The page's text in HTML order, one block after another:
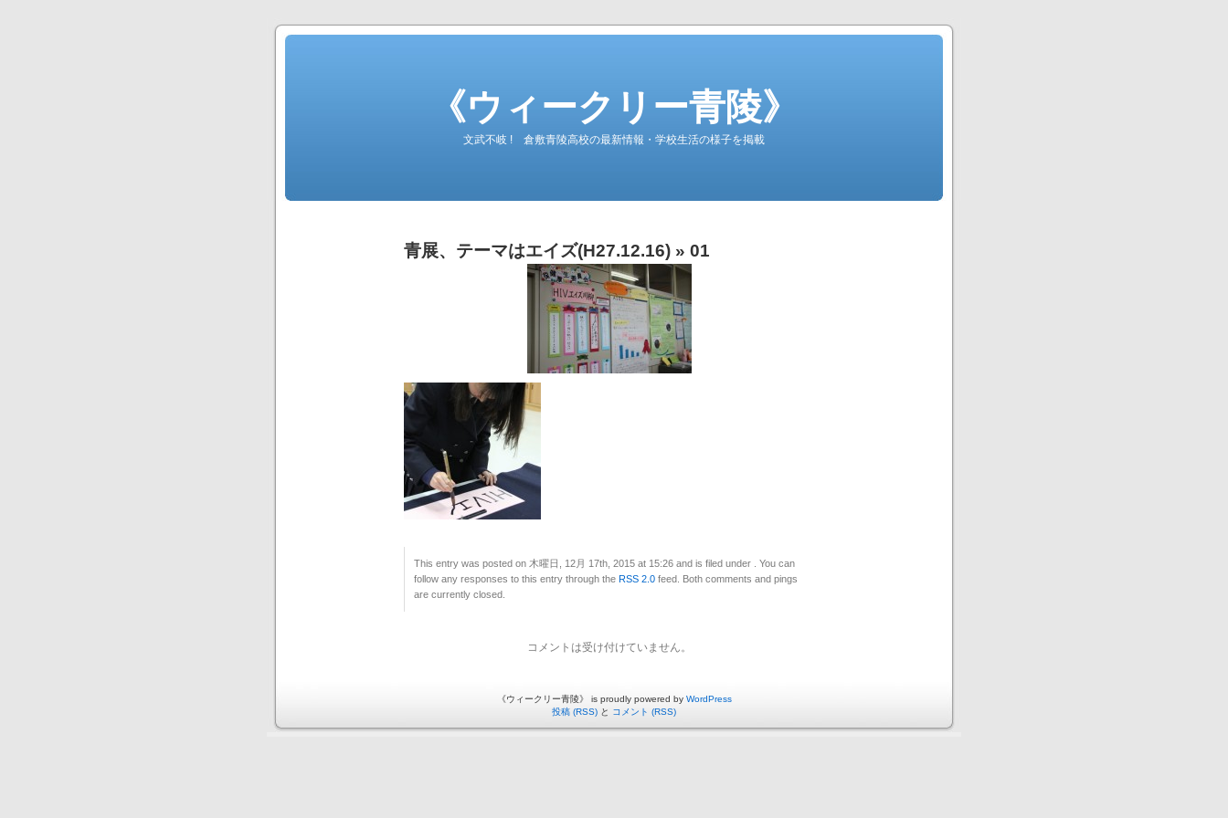
《ウィークリー青陵》
文武不岐 ! 倉敷青陵高校の最新情報・学校生活の様子を掲載
青展、テーマはエイズ(H27.12.16) » 01
This entry was posted on 木曜日, 12月 17th, 2015 at 15:26 and is filed under . You can
follow any responses to this entry through the RSS 2.0 feed. Both comments and pings
are currently closed.
コメントは受け付けていません。
《ウィークリー青陵》 is proudly powered by WordPress
投稿 (RSS) と コメント (RSS)